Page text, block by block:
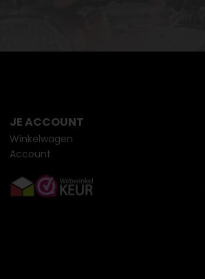
JE ACCOUNT
Winkelwagen
Account